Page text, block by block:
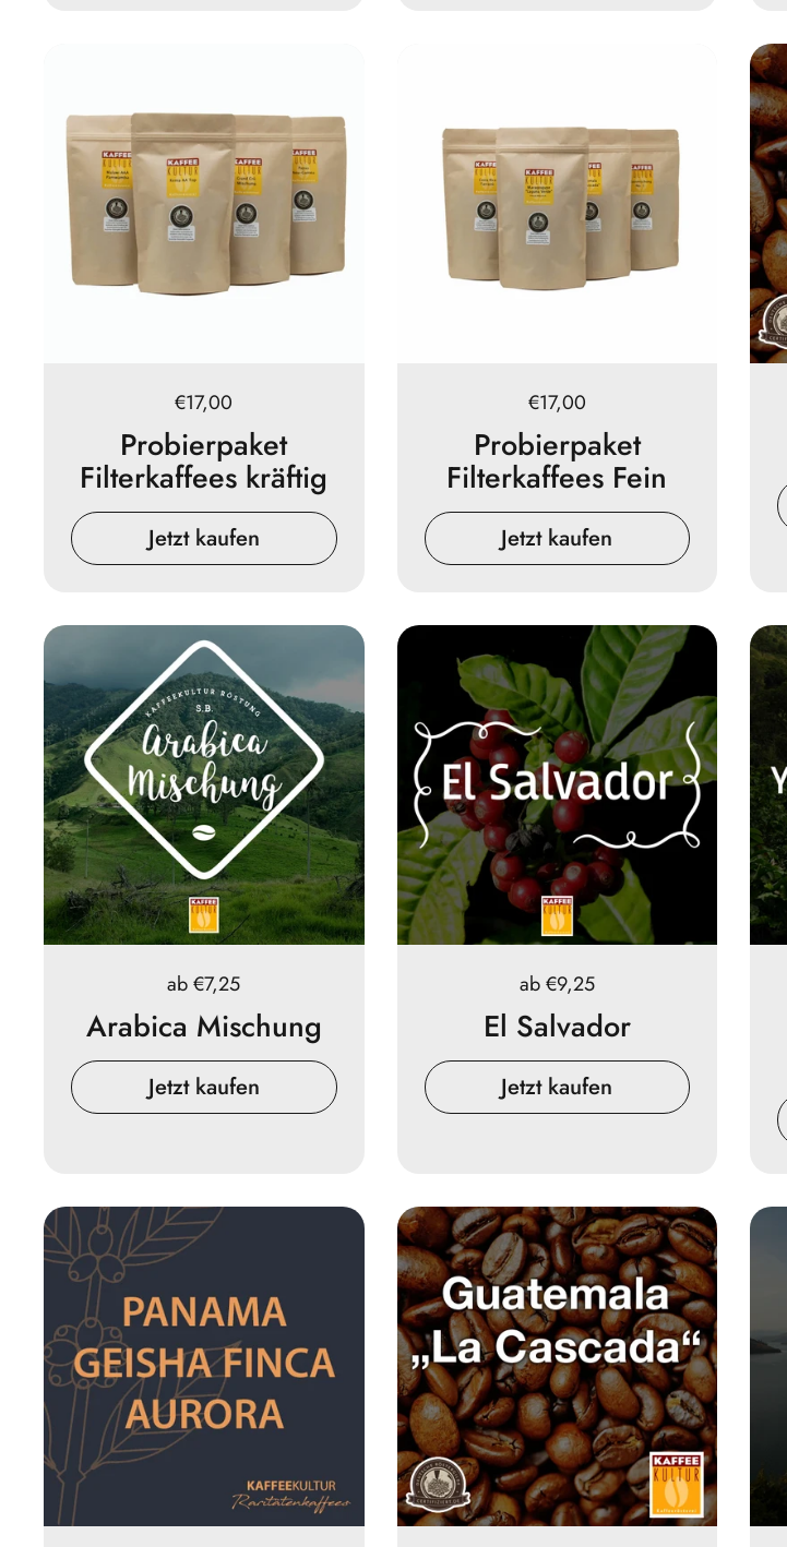
Preis:
€17,00
Probierpaket
Filterkaffees kräftig
Jetzt kaufen
Preis:
€17,00
Probierpaket
Filterkaffees Fein
Jetzt kaufen
Preis:
ab €7,25
Arabica Mischung
Jetzt kaufen
Preis:
ab €9,25
El Salvador
Jetzt kaufen